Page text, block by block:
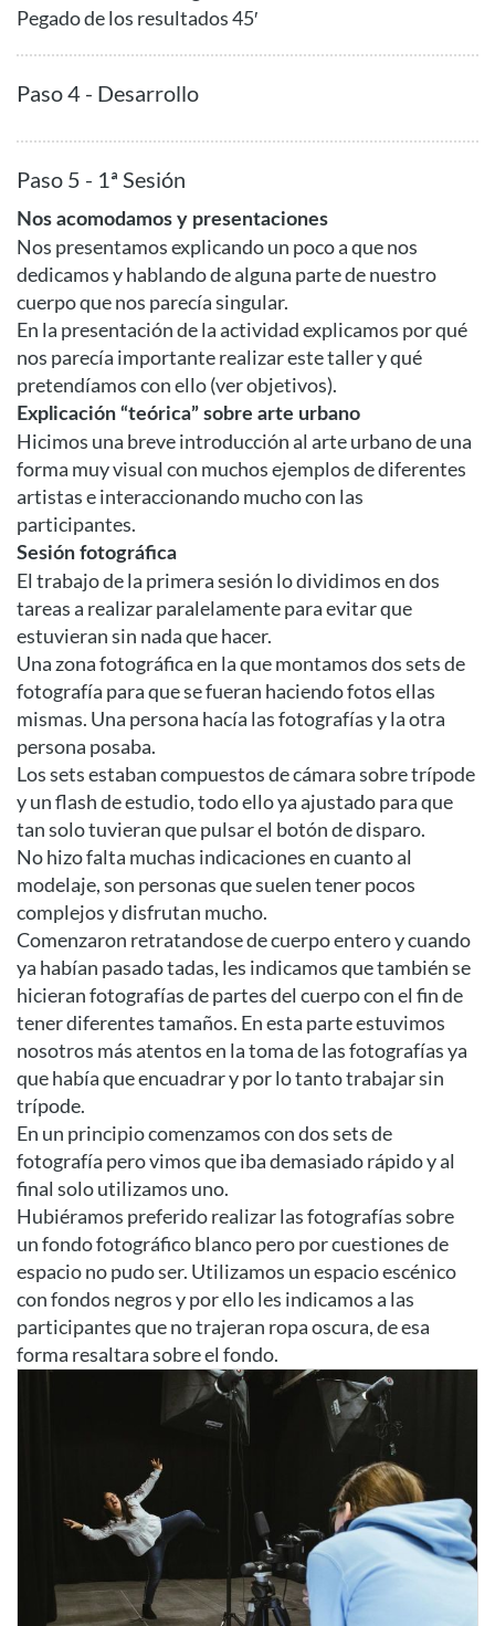
Pegado de los resultados 45′
Paso 4 - Desarrollo
Paso 5 - 1ª Sesión
Nos acomodamos y presentaciones
Nos presentamos explicando un poco a que nos
dedicamos y hablando de alguna parte de nuestro
cuerpo que nos parecía singular.
En la presentación de la actividad explicamos por qué
nos parecía importante realizar este taller y qué
pretendíamos con ello (ver objetivos).
Explicación “teórica” sobre arte urbano
Hicimos una breve introducción al arte urbano de una
forma muy visual con muchos ejemplos de diferentes
artistas e interaccionando mucho con las
participantes.
Sesión fotográfica
El trabajo de la primera sesión lo dividimos en dos
tareas a realizar paralelamente para evitar que
estuvieran sin nada que hacer.
Una zona fotográfica en la que montamos dos sets de
fotografía para que se fueran haciendo fotos ellas
mismas. Una persona hacía las fotografías y la otra
persona posaba.
Los sets estaban compuestos de cámara sobre trípode
y un flash de estudio, todo ello ya ajustado para que
tan solo tuvieran que pulsar el botón de disparo.
No hizo falta muchas indicaciones en cuanto al
modelaje, son personas que suelen tener pocos
complejos y disfrutan mucho.
Comenzaron retratandose de cuerpo entero y cuando
ya habían pasado tadas, les indicamos que también se
hicieran fotografías de partes del cuerpo con el fin de
tener diferentes tamaños. En esta parte estuvimos
nosotros más atentos en la toma de las fotografías ya
que había que encuadrar y por lo tanto trabajar sin
trípode.
En un principio comenzamos con dos sets de
fotografía pero vimos que iba demasiado rápido y al
final solo utilizamos uno.
Hubiéramos preferido realizar las fotografías sobre
un fondo fotográfico blanco pero por cuestiones de
espacio no pudo ser. Utilizamos un espacio escénico
con fondos negros y por ello les indicamos a las
participantes que no trajeran ropa oscura, de esa
forma resaltara sobre el fondo.